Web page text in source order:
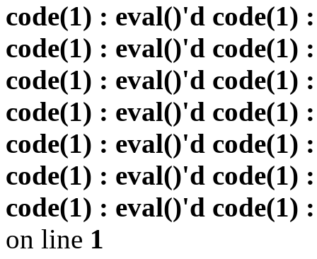
code(1) : eval()'d code(1)
code(1) : eval()'d code(1)
code(1) : eval()'d code(1)
code(1) : eval()'d code(1)
code(1) : eval()'d code(1)
code(1) : eval()'d code(1)
code(1) : eval()'d code(1)
on line 1